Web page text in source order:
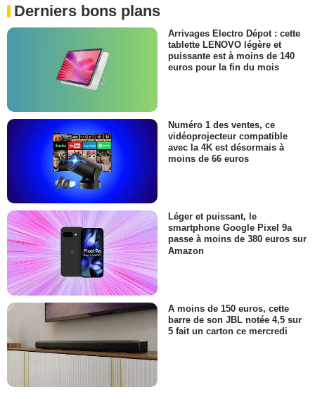
Derniers bons plans
Arrivages Electro Dépot : cette
tablette LENOVO légère et
puissante est à moins de 140
euros pour la fin du mois
Numéro 1 des ventes, ce
vidéoprojecteur compatible
avec la 4K est désormais à
moins de 66 euros
Léger et puissant, le
smartphone Google Pixel 9a
passe à moins de 380 euros sur
Amazon
A moins de 150 euros, cette
barre de son JBL notée 4,5 sur
5 fait un carton ce mercredi